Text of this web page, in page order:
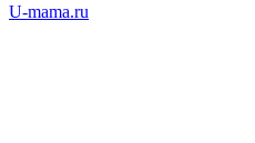
U-mama.ru